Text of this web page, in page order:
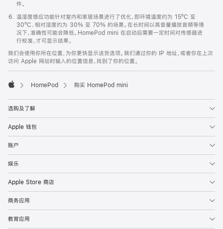
件。
温湿度感应功能针对室内和家居场景进行了优化，即环境温度约为 15ºC 至
30ºC、相对湿度约为 30% 至 70% 的场景。在长时间以高音量播放音频等情
况下，准确性可能会降低。HomePod mini 在启动后需要一定时间对传感器进
行校准，才可显示结果。
我们会使用你所在位置，为你更快显示送货选项。我们通过你的 IP 地址，或者你在上次
访问 Apple 网站时输入的位置信息，找到了你的位置。
HomePod 购买 HomePod mini
选购及了解
Apple 钱包
账户
娱乐
Apple Store 商店
商务应用
教育应用